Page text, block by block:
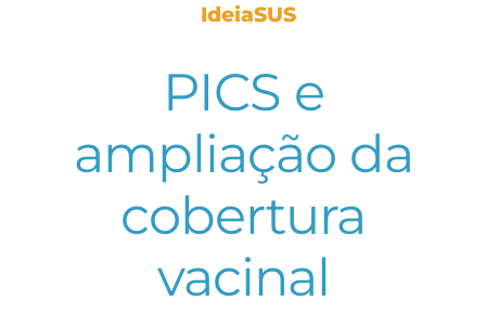
IdeiaSUS
PICS e
ampliação da
cobertura
vacinal